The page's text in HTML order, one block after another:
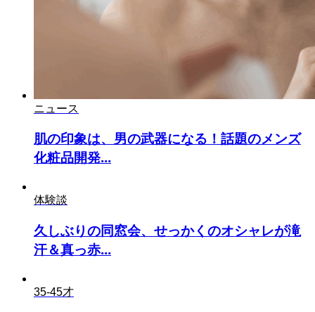
ニュース
肌の印象は、男の武器になる！話題のメンズ
化粧品開発...
体験談
久しぶりの同窓会、せっかくのオシャレが滝
汗＆真っ赤...
35-45才